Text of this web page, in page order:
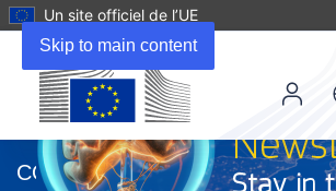
Skip to main content
Un site officiel de l’UE
dans
une
CORDIS